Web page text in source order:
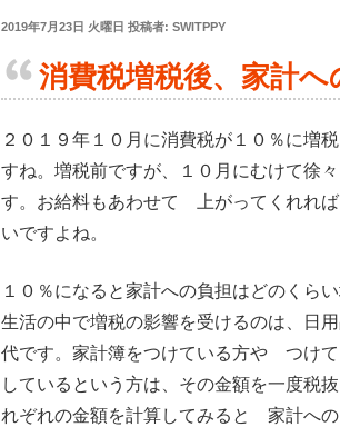
2019年7月23日 火曜日 投稿者: SWITPPY
消費税増税後、家計へ
２０１９年１０月に消費税が１０％に増
すね。増税前ですが、１０月にむけて徐
す。お給料もあわせて 上がってくれれ
いですよね。
１０％になると家計への負担はどのくら
生活の中で増税の影響を受けるのは、日
代です。家計簿をつけている方や つけ
しているという方は、その金額を一度税
れぞれの金額を計算してみると 家計への